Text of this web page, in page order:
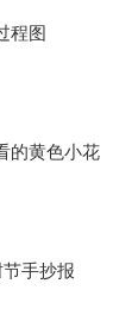
程图
的黄色小花
手抄报